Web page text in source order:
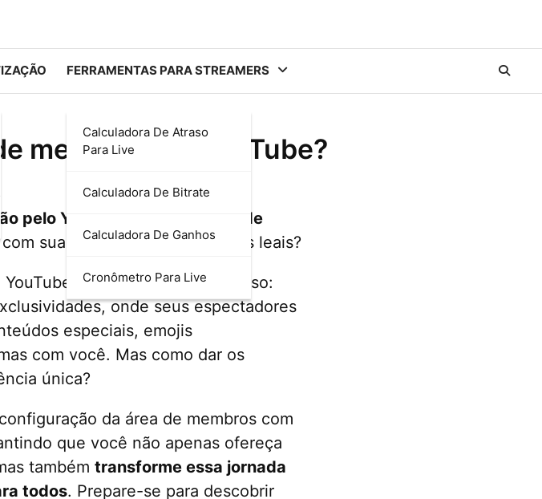
FERRAMENTAS PARA STREAMERS
Calculadora De Atraso
Para Live
Calculadora De Bitrate
Calculadora De Ganhos
Cronômetro Para Live
membros no YouTube?
pelo YouTube em uma fonte de
sua comunidade de fãs mais leais?
promete exatamente isso:
onde seus espectadores
especiais, emojis
com você. Mas como dar os
única?
da área de membros com
que você não apenas ofereça
também transforme essa jornada
todos. Prepare-se para descobrir